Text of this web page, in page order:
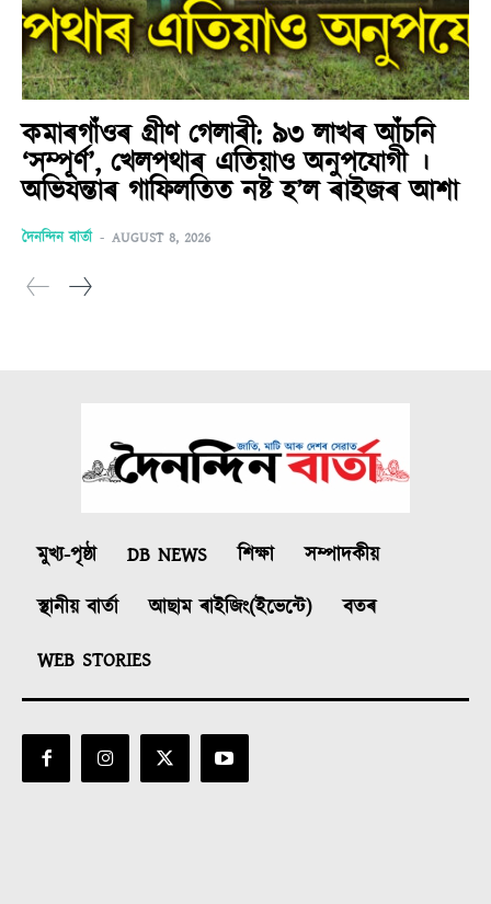
কমাৰগাঁওৰ গ্ৰীণ গেলাৰী: ৯৩ লাখৰ আঁচনি
‘সম্পূৰ্ণ’, খেলপথাৰ এতিয়াও অনুপযোগী ।
অভিযন্তাৰ গাফিলতিত নষ্ট হ’ল ৰাইজৰ আশা
দৈনন্দিন বাৰ্তা - AUGUST 8, 2026
মুখ্য-পৃষ্ঠা DB NEWS শিক্ষা
সম্পাদকীয়
স্থানীয় বাৰ্তা
আছাম ৰাইজিং(ইভেন্টে)
বতৰ
WEB STORIES